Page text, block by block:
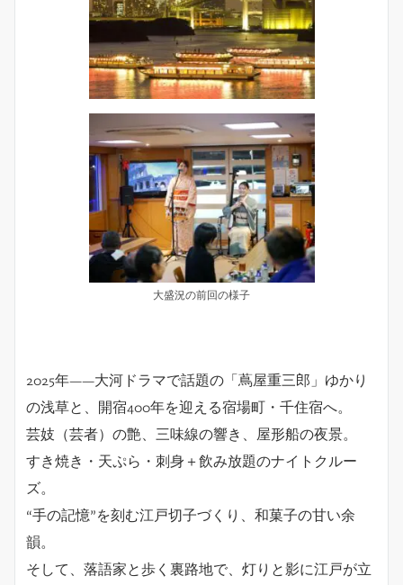
大盛況の前回の様子
2025年——大河ドラマで話題の「蔦屋重三郎」ゆかり
の浅草と、開宿400年を迎える宿場町・千住宿へ。
芸妓（芸者）の艶、三味線の響き、屋形船の夜景。
すき焼き・天ぷら・刺身＋飲み放題のナイトクルー
ズ。
“手の記憶”を刻む江戸切子づくり、和菓子の甘い余
韻。
そして、落語家と歩く裏路地で、灯りと影に江戸が立